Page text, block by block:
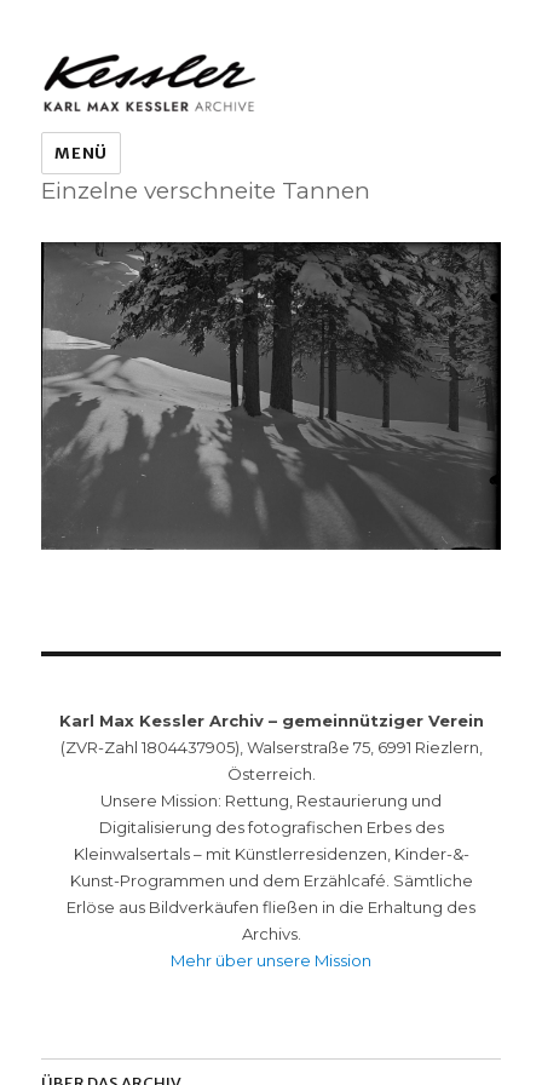
KARL MAX KESSLER ARCHIVE
MENÜ
Einzelne verschneite Tannen
Karl Max Kessler Archiv – gemeinnütziger Verein
(ZVR-Zahl 1804437905), Walserstraße 75, 6991 Riezlern,
Österreich.
Unsere Mission: Rettung, Restaurierung und
Digitalisierung des fotografischen Erbes des
Kleinwalsertals – mit Künstlerresidenzen, Kinder-&-
Kunst-Programmen und dem Erzählcafé. Sämtliche
Erlöse aus Bildverkäufen fließen in die Erhaltung des
Archivs.
Mehr über unsere Mission